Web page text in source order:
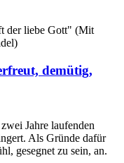
der liebe Gott" (Mit
demütig,
Jahre laufenden
Als Gründe dafür
gesegnet zu sein, an.